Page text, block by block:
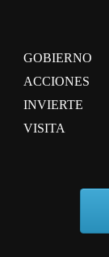
GOBIERNO
ACCIONES
INVIERTE
VISITA